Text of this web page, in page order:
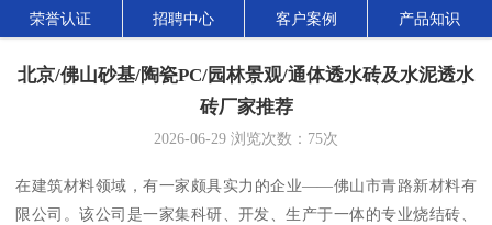
荣誉认证 招聘中心 客户案例 产品知识
北京/佛山砂基/陶瓷PC/园林景观/通体透水砖及水泥透水
砖厂家推荐
2026-06-29 浏览次数： 75次
在建筑材料领域，有一家颇具实力的企业——佛山市青路新材料有
限公司。该公司是一家集科研、开发、生产于一体的专业烧结砖、